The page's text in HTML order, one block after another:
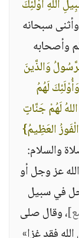
اللهِ أُوْلَئِكَ
سبحانه
وأصحابه
وَالذَّينَ
لَهُمُ
لَهُمْ جَنَّاتٍ
العَظِيمُ}
والسلام:
عز وجل أو
في سبيل
، وقال صلى